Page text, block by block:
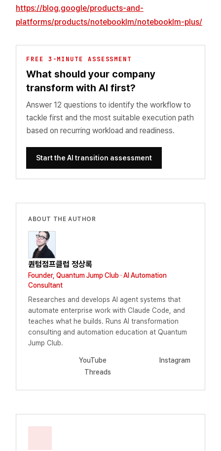
https://blog.google/products-and-
platforms/products/notebooklm/notebooklm-plus/
FREE 3-MINUTE ASSESSMENT
What should your company
transform with AI first?
Answer 12 questions to identify the workflow to
tackle first and the most suitable execution path
based on recurring workload and readiness.
Start the AI transition assessment
ABOUT THE AUTHOR
퀀텀점프클럽 정상록
Founder, Quantum Jump Club · AI Automation
Consultant
Researches and develops AI agent systems that
automate enterprise work with Claude Code, and
teaches what he builds. Runs AI transformation
consulting and automation education at Quantum
Jump Club.
YouTube
Instagram
Threads